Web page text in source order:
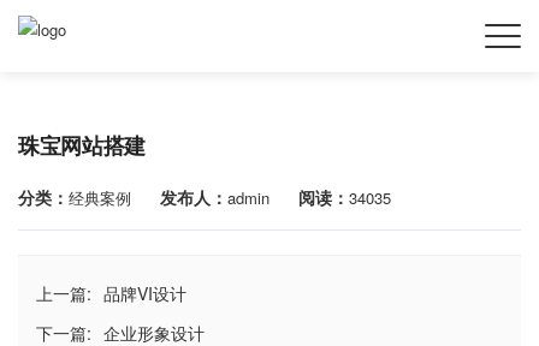
珠宝网站搭建
分类： 经典案例 发布人： admin 阅读： 34035
上一篇: 品牌VI设计
下一篇: 企业形象设计